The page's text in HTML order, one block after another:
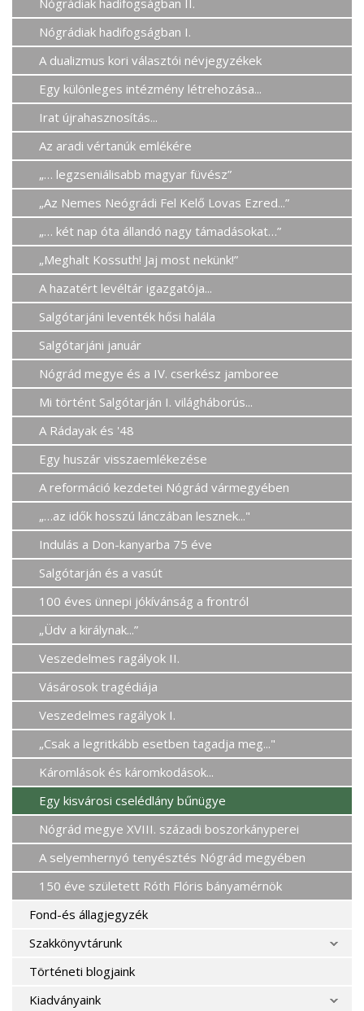
Nógrádiak hadifogságban I.
A dualizmus kori választói névjegyzékek
Egy különleges intézmény létrehozása...
Irat újrahasznosítás...
Az aradi vértanúk emlékére
„… legzseniálisabb magyar füvész”
„Az Nemes Neógrádi Fel Kelő Lovas Ezred...”
„… két nap óta állandó nagy támadásokat…”
„Meghalt Kossuth! Jaj most nekünk!”
A hazatért levéltár igazgatója...
Salgótarjáni leventék hősi halála
Salgótarjáni január
Nógrád megye és a IV. cserkész jamboree
Mi történt Salgótarján I. világháborús...
A Rádayak és '48
Egy huszár visszaemlékezése
A reformáció kezdetei Nógrád vármegyében
„…az idők hosszú lánczában lesznek..."
Indulás a Don-kanyarba 75 éve
Salgótarján és a vasút
100 éves ünnepi jókívánság a frontról
„Üdv a királynak...”
Veszedelmes ragályok II.
Vásárosok tragédiája
Veszedelmes ragályok I.
„Csak a legritkább esetben tagadja meg..."
Káromlások és káromkodások...
Egy kisvárosi cselédlány bűnügye
Nógrád megye XVIII. századi boszorkányperei
A selyemhernyó tenyésztés Nógrád megyében
150 éve született Róth Flóris bányamérnök
Fond-és állagjegyzék
Szakkönyvtárunk
Történeti blogjaink
Kiadványaink